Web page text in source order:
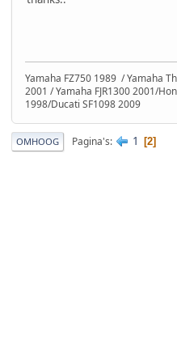
Yamaha FZ750 1989 / Yamaha
2001 / Yamaha FJR1300 2001/
1998/Ducati SF1098 2009
OMHOOG Pagina's 1 2